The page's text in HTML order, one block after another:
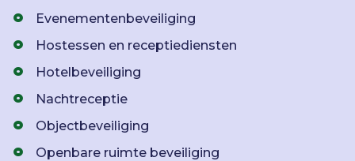
Evenementenbeveiliging
Hostessen en receptiediensten
Hotelbeveiliging
Nachtreceptie
Objectbeveiliging
Openbare ruimte beveiliging